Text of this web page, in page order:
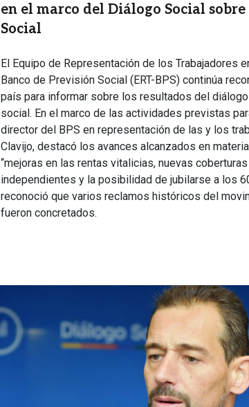
en el marco del Diálogo Social
Social
El Equipo de Representación de los Trabajadores
Banco de Previsión Social (ERT-BPS) continúa
país para informar sobre los resultados del
social. En el marco de las actividades previstas
director del BPS en representación de las y los
Clavijo, destacó los avances alcanzados en
“mejoras en las rentas vitalicias, nuevas
independientes y la posibilidad de jubilarse a los
reconoció que varios reclamos históricos del
fueron concretados.